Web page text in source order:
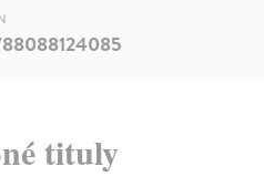
tituly